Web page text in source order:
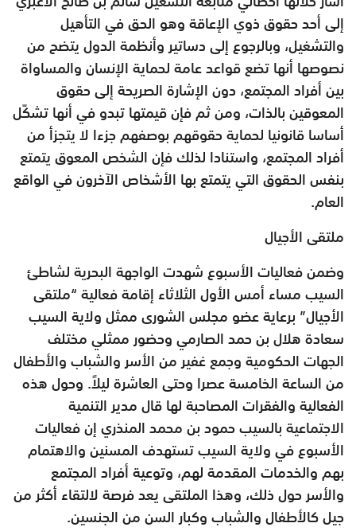
إلى أحد حقوق ذوي الإعاقة وهو الحق في التأهيل
والتشغيل، وبالرجوع إلى دساتير وأنظمة الدول يتضح من
نصوصها أنها تضع قواعد عامة لحماية الإنسان والمساواة
بين أفراد المجتمع، دون الإشارة الصريحة إلى حقوق
المعوقين بالذات، ومن ثم فإن قيمتها تبدو في أنها تشكّل
أساسا قانونيا لحماية حقوقهم بوصفهم جزءا لا يتجزأ من
أفراد المجتمع، واستنادا لذلك فإن الشخص المعوق يتمتع
بنفس الحقوق التي يتمتع بها الأشخاص الآخرون في الواقع
العام.
ملتقى الأجيال
وضمن فعاليات الأسبوع شهدت الواجهة البحرية لشاطئ
السيب مساء أمس الأول الثلاثاء إقامة فعالية “ملتقى
الأجيال” برعاية عضو مجلس الشورى ممثل ولاية السيب
سعادة هلال بن حمد الصارمي وحضور ممثلي مختلف
الجهات الحكومية وجمع غفير من الأسر والشباب والأطفال
من الساعة الخامسة عصرا وحتى العاشرة ليلاً. وحول هذه
الفعالية والفقرات المصاحبة لها قال مدير التنمية
الاجتماعية بالسيب حمود بن محمد المنذري إن فعاليات
الأسبوع في ولاية السيب تستهدف المسنين والاهتمام
بهم والخدمات المقدمة لهم، وتوعية أفراد المجتمع
والأسر حول ذلك، وهذا الملتقى يعد فرصة لالتقاء أكثر من
جيل كالأطفال والشباب وكبار السن من الجنسين.